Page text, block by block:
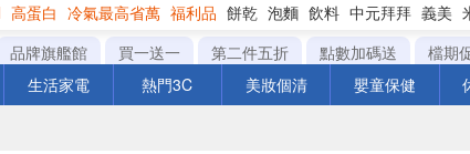
高蛋白 冷氣最高省萬 福利品 餅乾 泡麵 飲料 中元拜拜 義美
品牌旗艦館 買一送一 第二件五折 點數加碼送
檔期
生活家電 熱門3C 美妝個清 嬰童保健